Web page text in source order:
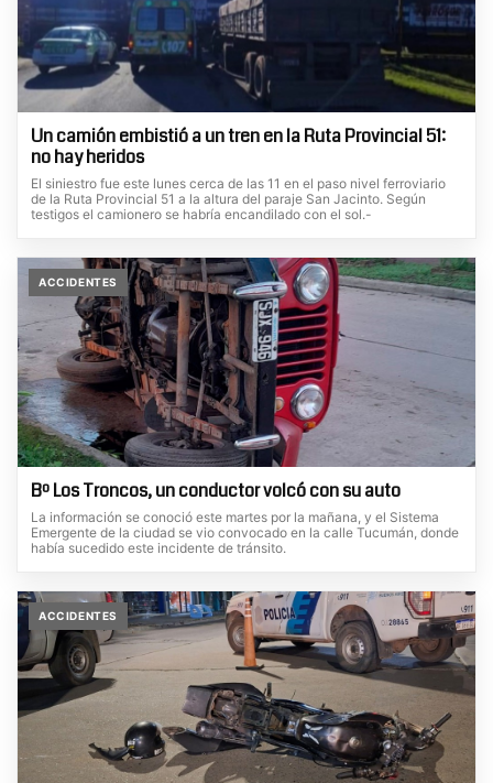
Un camión embistió a un tren en la Ruta Provincial 51:
no hay heridos
El siniestro fue este lunes cerca de las 11 en el paso nivel ferroviario
de la Ruta Provincial 51 a la altura del paraje San Jacinto. Según
testigos el camionero se habría encandilado con el sol.-
ACCIDENTES
Bº Los Troncos, un conductor volcó con su auto
La información se conoció este martes por la mañana, y el Sistema
Emergente de la ciudad se vio convocado en la calle Tucumán, donde
había sucedido este incidente de tránsito.
ACCIDENTES